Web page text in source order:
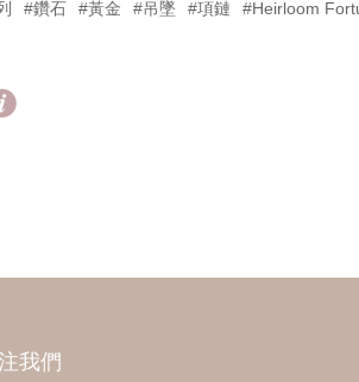
#鑽石 #黃金 #吊墜 #項鏈 #Heirloom
我們